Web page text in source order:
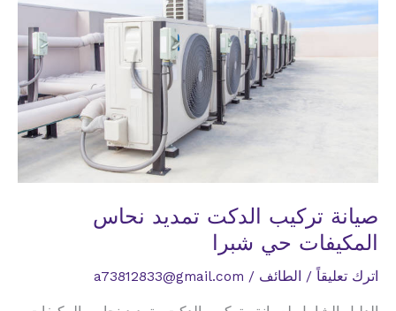
العزيزية
صيانة تركيب الدكت تمديد نحاس
المكيفات حي شبرا
اترك تعليقاً / الطائف /
a73812833@gmail.com